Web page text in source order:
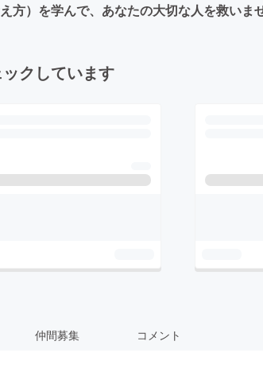
）を学んで、あなたの大切な人を救いま
クしています
仲間募集 コメント